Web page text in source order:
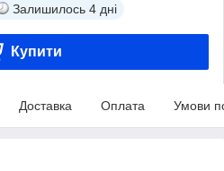
Залишилось 4 дні
Купити
Доставка Оплата Умови